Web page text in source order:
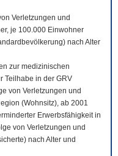
Verletzungen und
je 100.000 Einwohner
nach Alter
zur medizinischen
Teilhabe in der GRV
von Verletzungen und
(Wohnsitz), ab 2001
Erwerbsfähigkeit in
von Verletzungen und
nach Alter und